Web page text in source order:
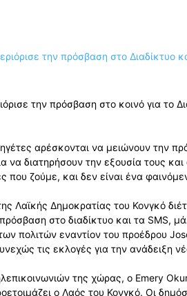
την πρόσβαση στο κοινό για το
αρέσκονται να μειώνουν την
να διατηρήσουν την εξουσία τους
που ζούμε, και δεν είναι ένα
Λαϊκής Δημοκρατίας του Κονγκό
στο διαδίκτυο και τα SMS,
πολιτών εναντίον του προέδρου
τις εκλογές για την ανάδειξη
της χώρας, ο Emery
ο Λαός του Κονγκό. Οι